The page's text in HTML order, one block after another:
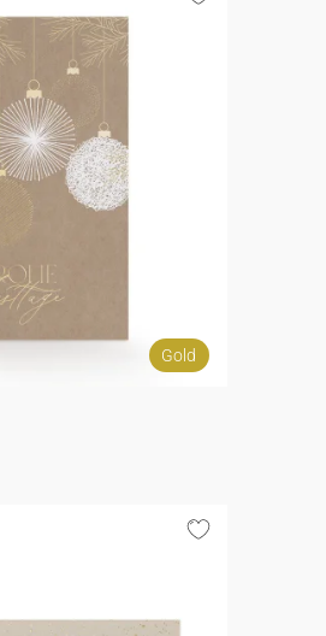
Gold